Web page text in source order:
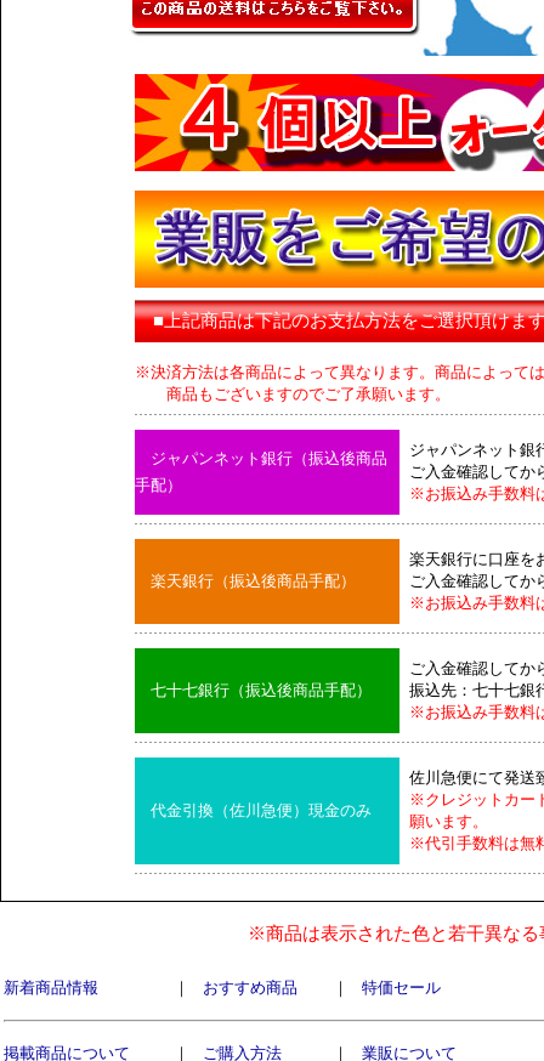
■上記商品は下記のお支払方法をご選択頂けま
※決済方法は各商品によって異なります。商品によって
商品もございますのでご了承願います。
ジャパンネット銀行（振込後商品
手配）
ジャパンネット銀
ご入金確認してか
※お振込み手数料
楽天銀行（振込後商品手配）
楽天銀行に口座を
ご入金確認してか
※お振込み手数料
七十七銀行（振込後商品手配）
ご入金確認してか
振込先：七十七銀
※お振込み手数料
代金引換（佐川急便）現金のみ
佐川急便にて発送
※クレジットカー
願います。
※代引手数料は無
※商品は表示された色と若干異な
新着商品情報 ｜ おすすめ商品 ｜ 特価セール
掲載商品について ｜ ご購入方法 ｜ 業販について